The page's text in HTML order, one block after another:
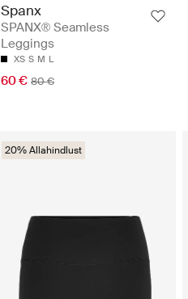
Spanx
SPANX® Seamless
Leggings
XS S M L
60 € 80 €
20% Allahindlust